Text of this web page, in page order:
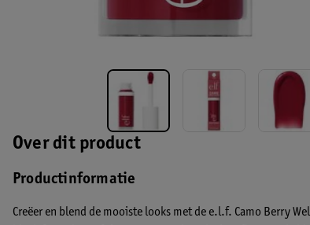
Over dit product
Productinformatie
Creëer en blend de mooiste looks met de e.l.f. Camo Berry